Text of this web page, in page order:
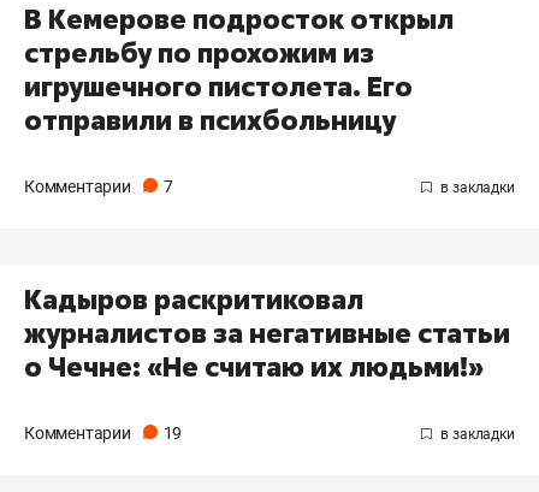
В Кемерове подросток открыл
стрельбу по прохожим из
игрушечного пистолета. Его
отправили в психбольницу
Комментарии 7
Кадыров раскритиковал
журналистов за негативные статьи
о Чечне: «Не считаю их людьми!»
Комментарии 19